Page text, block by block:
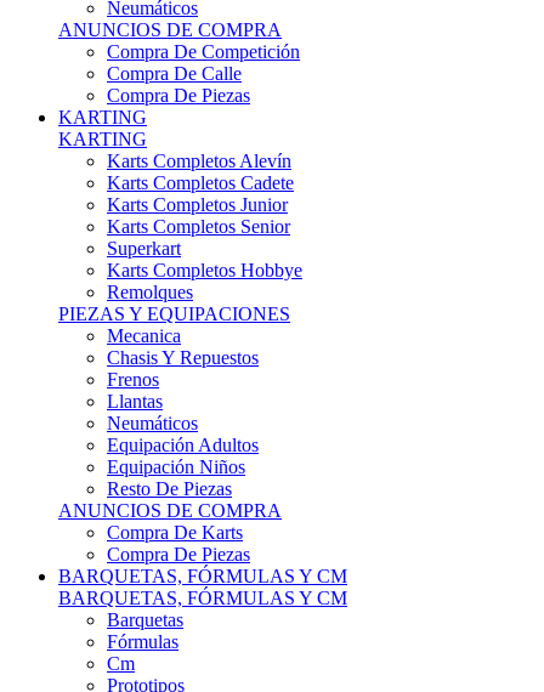
Compra De Competición
Compra De Calle
Compra De Piezas
KARTING
KARTING
Karts Completos Alevín
Karts Completos Cadete
Karts Completos Junior
Karts Completos Senior
Superkart
Karts Completos Hobbye
Remolques
PIEZAS Y EQUIPACIONES
Mecanica
Chasis Y Repuestos
Frenos
Llantas
Neumáticos
Equipación Adultos
Equipación Niños
Resto De Piezas
ANUNCIOS DE COMPRA
Compra De Karts
Compra De Piezas
BARQUETAS, FÓRMULAS Y CM
BARQUETAS, FÓRMULAS Y CM
Barquetas
Fórmulas
Cm
Prototipos
Remolques